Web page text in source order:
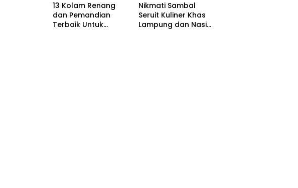
13 Kolam Renang
dan Pemandian
Terbaik Untuk
Nikmati Sambal
Seruit Kuliner Khas
Lampung dan Nasi